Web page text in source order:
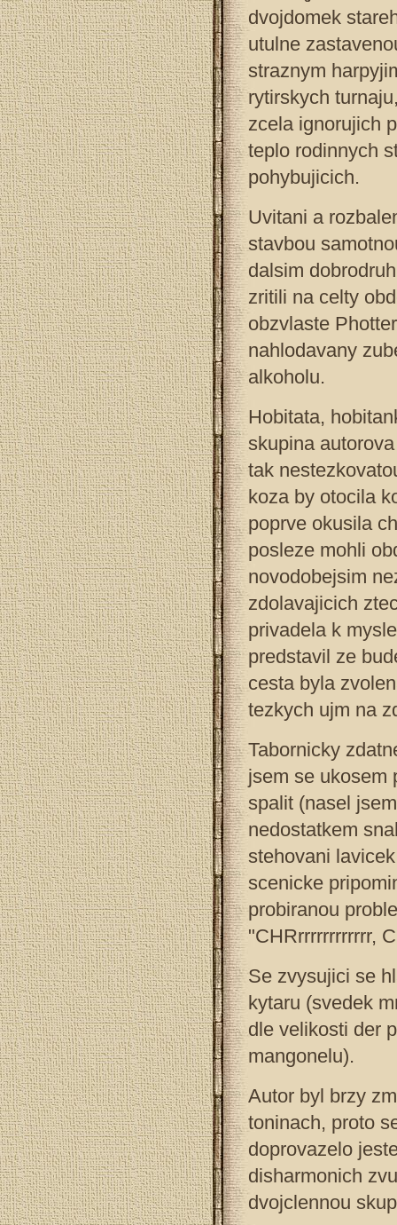
dvojdomek
utulne
straznym
rytirskych
zcela ignorujich
teplo rodinnych
pohybujicich.
Uvitani a
stavbou
dalsim
zritili na celty
obzvlaste
nahlodavany
alkoholu.
Hobitata,
skupina
tak
koza by otocila
poprve okusila
posleze mohli
novodobejsim
zdolavajicich
privadela k
predstavil ze
cesta byla
tezkych ujm na
Tabornicky
jsem se ukosem
spalit (nasel
nedostatkem
stehovani
scenicke
probiranou
"CHRrrrrrrrrrrrr,
Se zvysujici se
kytaru (svedek
dle velikosti der
mangonelu).
Autor byl brzy
toninach, proto
doprovazelo
disharmonich
dvojclennou